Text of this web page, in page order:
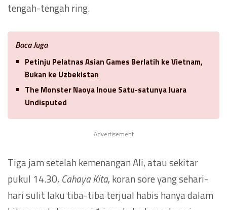
tengah-tengah ring.
Baca Juga
Petinju Pelatnas Asian Games Berlatih ke Vietnam,
Bukan ke Uzbekistan
The Monster Naoya Inoue Satu-satunya Juara
Undisputed
Advertisement
Tiga jam setelah kemenangan Ali, atau sekitar
pukul 14.30, Cahaya Kita, koran sore yang sehari-
hari sulit laku tiba-tiba terjual habis hanya dalam